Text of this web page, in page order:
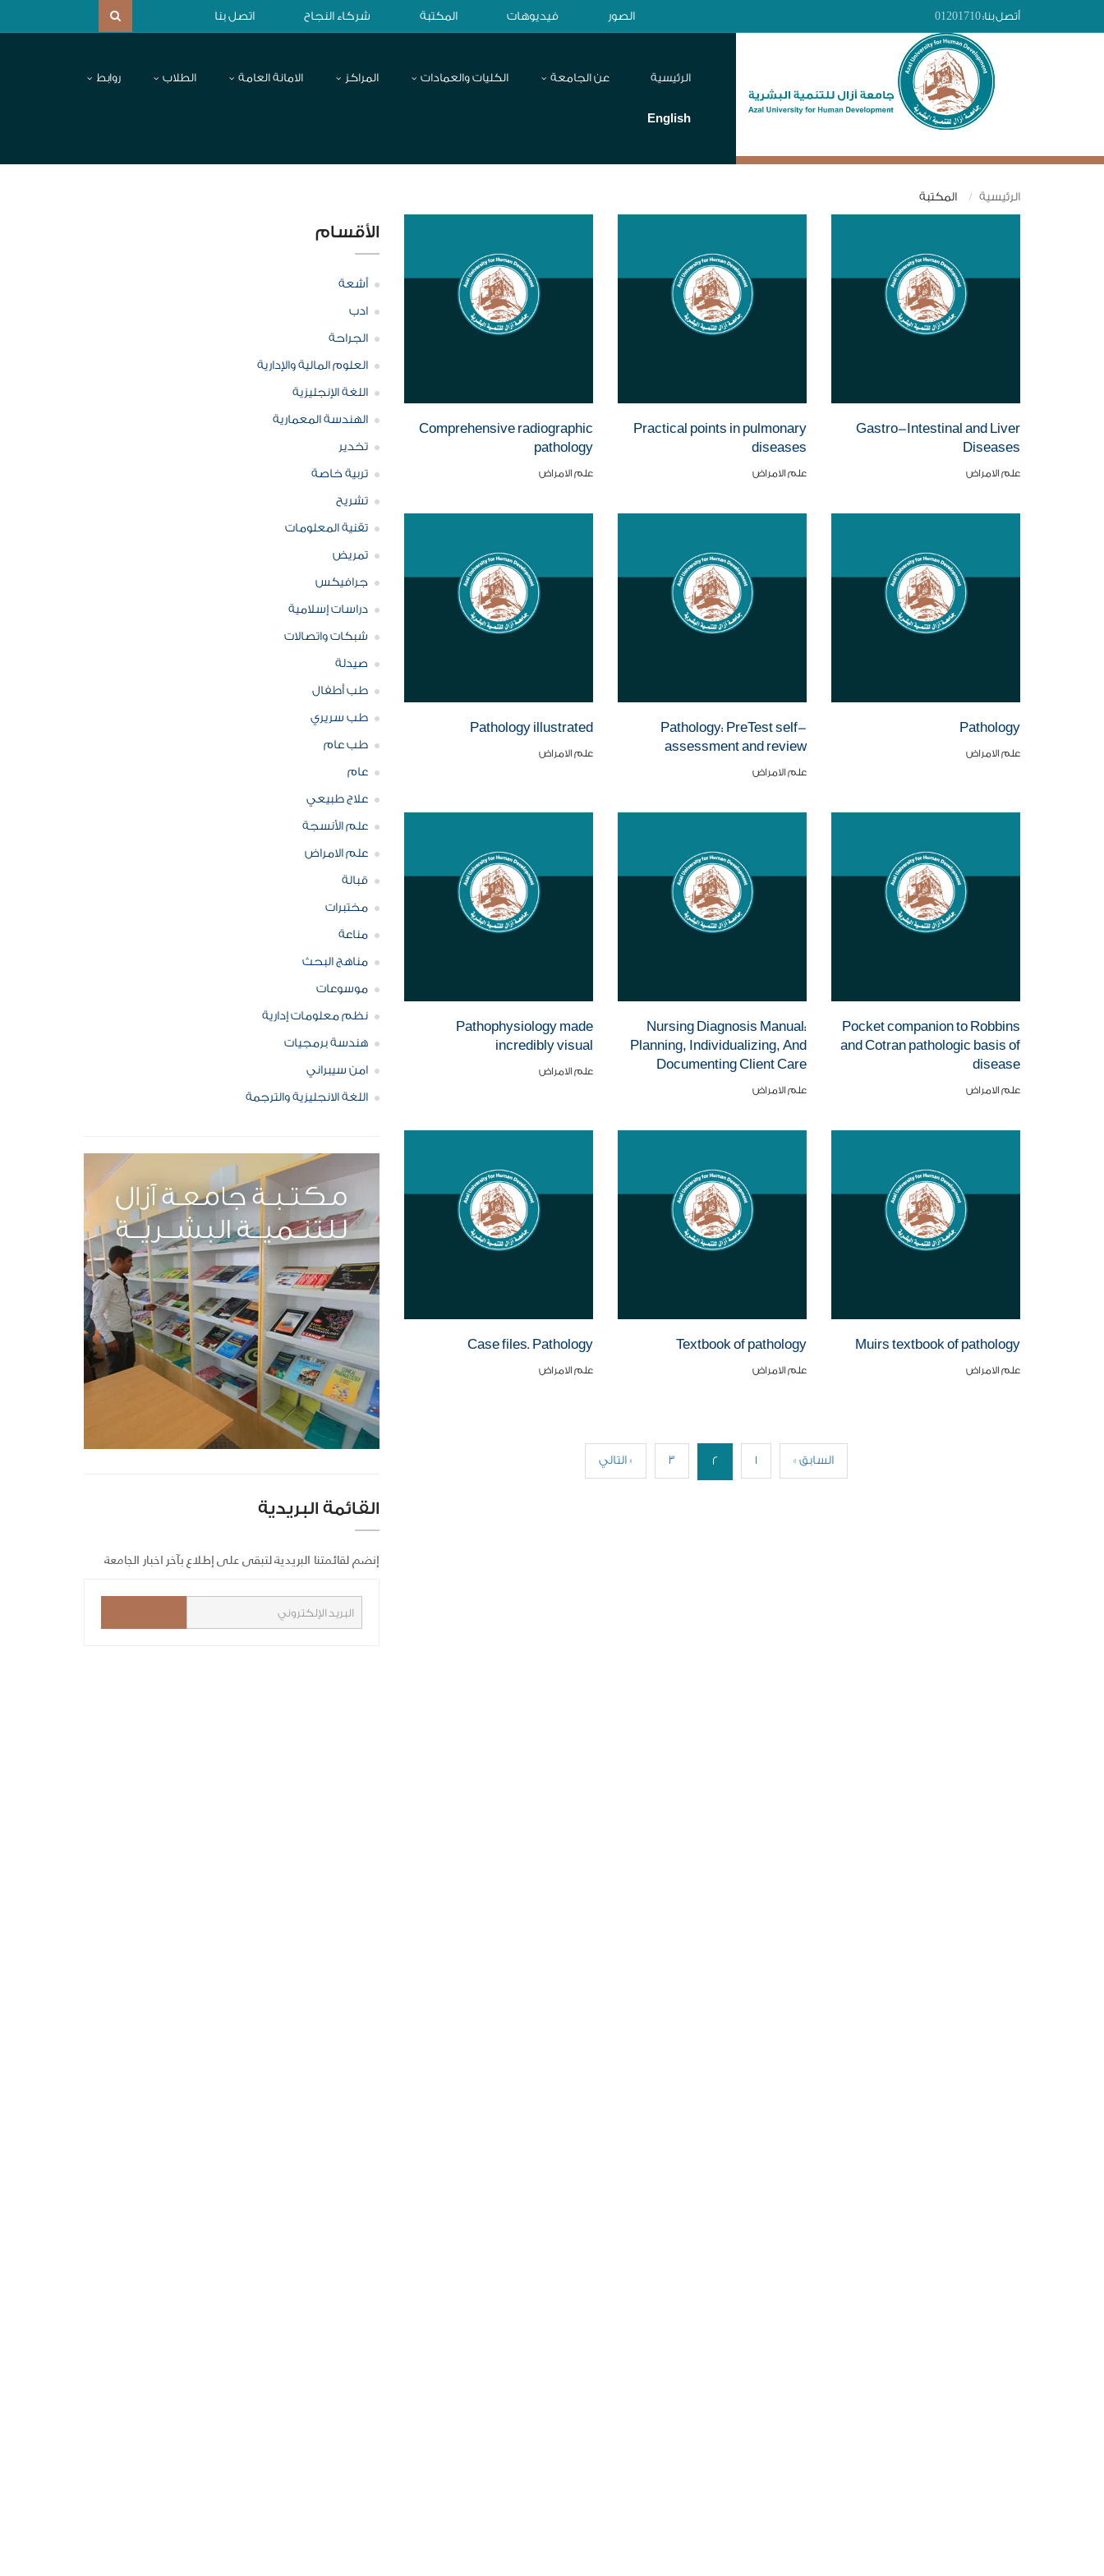
أتصل بنا:01201710 الصور فيديوهات المكتبة شركاء النجاح اتصل بنا
الرئيسية عن الجامعة الكليات والعمادات المراكز الامانة العامة الطلاب روابط
English
الرئيسية المكتبة
Gastro-Intestinal and Liver
Diseases
علم الامراض
Practical points in pulmonary
diseases
علم الامراض
Comprehensive radiographic
pathology
علم الامراض
Pathology
علم الامراض
Pathology: PreTest self-
assessment and review
علم الامراض
Pathology illustrated
علم الامراض
Pocket companion to Robbins
and Cotran pathologic basis of
disease
علم الامراض
Nursing Diagnosis Manual:
Planning, Individualizing, And
Documenting Client Care
علم الامراض
Pathophysiology made
incredibly visual
علم الامراض
Muirs textbook of pathology
علم الامراض
Textbook of pathology
علم الامراض
Case files. Pathology
علم الامراض
« السابق 1
2
3 التالي »
الأقسام
أشعة
ادب
الجراحة
العلوم المالية والإدارية
اللغة الإنجليزية
الهندسة المعمارية
تخدير
تربية خاصة
تشريح
تقنية المعلومات
تمريض
جرافيكس
دراسات إسلامية
شبكات واتصالات
صيدلة
طب أطفال
طب سريري
طب عام
عام
علاج طبيعي
علم الأنسجة
علم الامراض
قبالة
مختبرات
مناعة
مناهج البحث
موسوعات
نظم معلومات إدارية
هندسة برمجيات
امن سيبراني
اللغة الانجليزية والترجمة
القائمة البريدية
إنضم لقائمتنا البريدية لتبقى على إطلاع بآخر اخبار الجامعة